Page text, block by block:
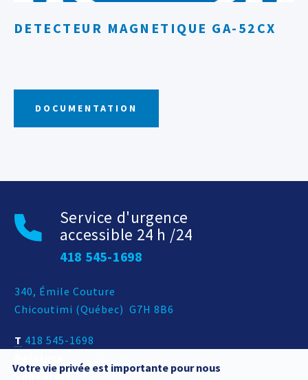
DETECTEUR MAGNETIQUE GA-52CX
DOCUMENTATION
Service d'urgence
accessible 24 h /24
418 545-1698
Adresse postale
340, Émile Couture
Chicoutimi (Québec) G7H 8B6
T 418 545-1698
Sans frais 1 800 463-7906
Votre vie privée est importante pour nous